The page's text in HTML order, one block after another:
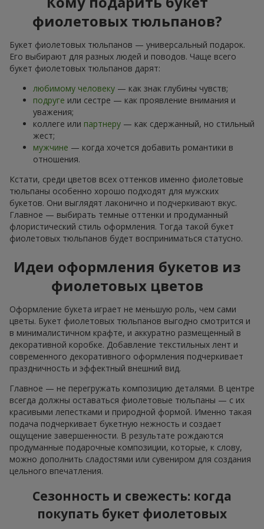
фиолетовых тюльпанов?
Букет фиолетовых тюльпанов — универсальный подарок.
Его выбирают для разных людей и поводов. Чаще всего
букет фиолетовых тюльпанов дарят:
любимому человеку — как знак глубины чувств;
подруге или сестре — как проявление внимания и
уважения;
коллеге или партнеру — как сдержанный, но стильный
жест;
мужчине — когда хочется добавить романтики в
отношения.
Кстати, среди цветов всех оттенков именно фиолетовые
тюльпаны особенно хорошо подходят для мужских
букетов. Они выглядят лаконично и подчеркивают вкус.
Главное — выбирать темные оттенки и продуманный
флористический стиль оформления. Тогда такой букет
фиолетовых тюльпанов будет восприниматься статусно.
Идеи оформления букетов из
фиолетовых цветов
Оформление букета играет не меньшую роль, чем сами
цветы. Букет фиолетовых тюльпанов выгодно смотрится и
в минималистичном крафте, и аккуратно размещенный в
декоративной коробке. Добавление текстильных лент и
современного декоративного оформления подчеркивает
праздничность и эффектный внешний вид.
Главное — не перегружать композицию деталями. В центре
всегда должны оставаться фиолетовые тюльпаны — с их
красивыми лепестками и природной формой. Именно такая
подача подчеркивает букетную нежность и создает
ощущение завершенности. В результате рождаются
продуманные подарочные композиции, которые, к слову,
можно дополнить сладостями или сувениром для создания
цельного впечатления.
Сезонность и свежесть: когда
покупать букет фиолетовых